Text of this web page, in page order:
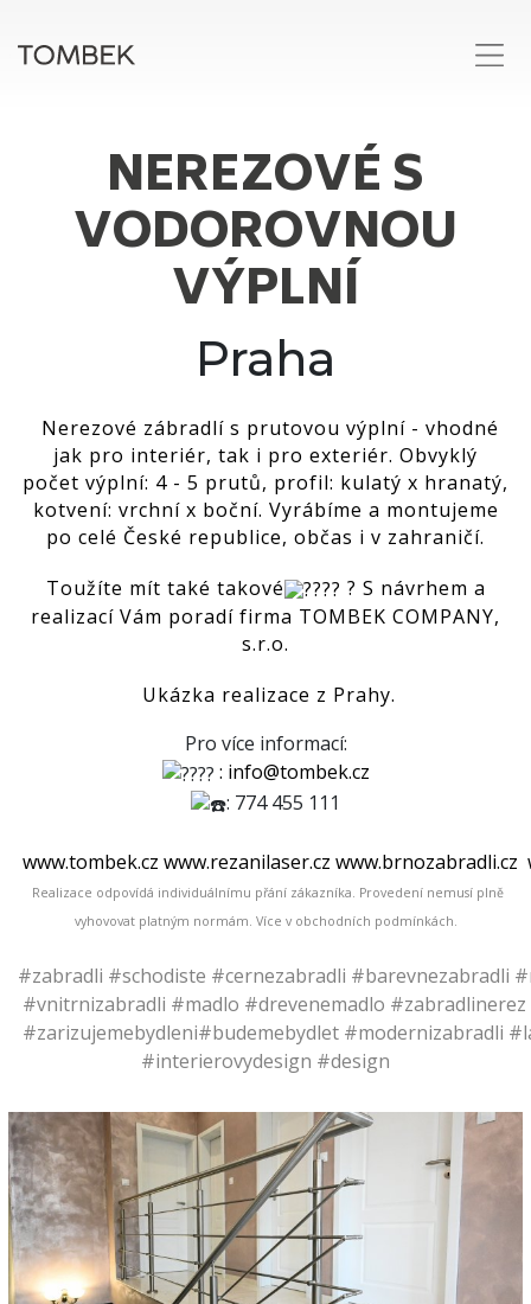
NEREZOVÉ S
VODOROVNOU
VÝPLNÍ
Praha
Nerezové zábradlí s prutovou výplní - vhodné
jak pro interiér, tak i pro exteriér. Obvyklý
počet výplní: 4 - 5 prutů, profil: kulatý x hranatý,
kotvení: vrchní x boční. Vyrábíme a montujeme
po celé České republice, občas i v zahraničí.
Toužíte mít také takové
? S návrhem a
realizací Vám poradí firma TOMBEK COMPANY,
s.r.o.
Ukázka realizace z Prahy.
Pro více informací:
: info@tombek.cz
: 774 455 111
www.tombek.cz www.rezanilaser.cz www.brnozabradli.cz
Realizace odpovídá individuálnímu přání zákazníka. Provedení nemusí plně
vyhovovat platným normám. Více v obchodních podmínkách.
#zabradli #schodiste #cernezabradli #barevnezabradli
#vnitrnizabradli #madlo #drevenemadlo #zabradlinerez
#zarizujemebydleni#budemebydlet #modernizabradli
#interierovydesign #design